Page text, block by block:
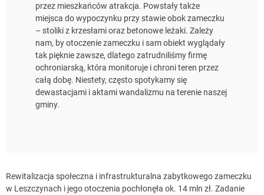
przez mieszkańców atrakcja. Powstały także
miejsca do wypoczynku przy stawie obok zameczku
– stoliki z krzesłami oraz betonowe leżaki. Zależy
nam, by otoczenie zameczku i sam obiekt wyglądały
tak pięknie zawsze, dlatego zatrudniliśmy firmę
ochroniarską, która monitoruje i chroni teren przez
całą dobę. Niestety, często spotykamy się
dewastacjami i aktami wandalizmu na terenie naszej
gminy.
Rewitalizacja społeczna i infrastrukturalna zabytkowego zameczku
w Leszczynach i jego otoczenia pochłonęła ok. 14 mln zł. Zadanie